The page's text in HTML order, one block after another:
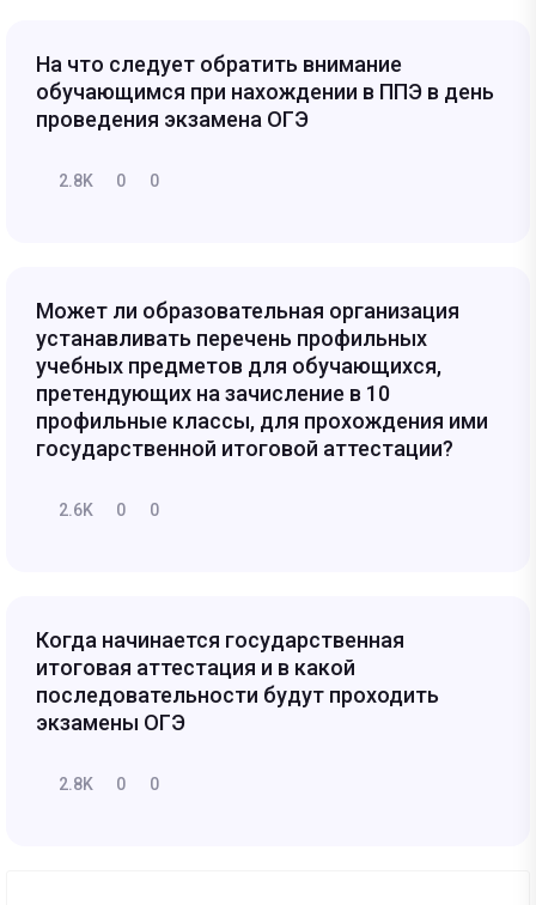
На что следует обратить внимание
обучающимся при нахождении в ППЭ в день
проведения экзамена ОГЭ
2.8K 0 0
Может ли образовательная организация
устанавливать перечень профильных
учебных предметов для обучающихся,
претендующих на зачисление в 10
профильные классы, для прохождения ими
государственной итоговой аттестации?
2.6K 0 0
Когда начинается государственная
итоговая аттестация и в какой
последовательности будут проходить
экзамены ОГЭ
2.8K 0 0